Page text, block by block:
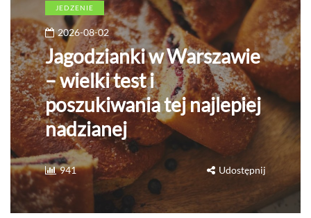
JEDZENIE
2026-08-02
Jagodzianki w Warszawie
– wielki test i
poszukiwania tej najlepiej
nadzianej
941 Udostępnij